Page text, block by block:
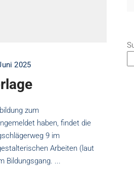
2025
zum
haben, findet die
9 im
Arbeiten (laut
Bildungsgang.